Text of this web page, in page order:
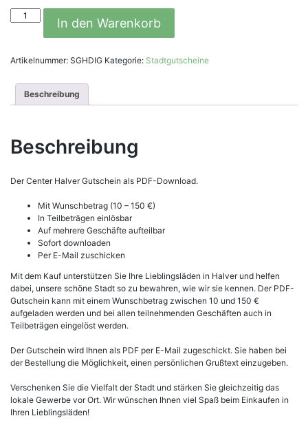
Center
Halver
Gutschein
Menge
In den Warenkorb
Artikelnummer: SGHDIG Kategorie: Stadtgutscheine
Beschreibung
Beschreibung
Der Center Halver Gutschein als PDF-Download.
Mit Wunschbetrag (10 – 150 €)
In Teilbeträgen einlösbar
Auf mehrere Geschäfte aufteilbar
Sofort downloaden
Per E-Mail zuschicken
Mit dem Kauf unterstützen Sie Ihre Lieblingsläden in Halver und helfen
dabei, unsere schöne Stadt so zu bewahren, wie wir sie kennen. Der PDF-
Gutschein kann mit einem Wunschbetrag zwischen 10 und 150 €
aufgeladen werden und bei allen teilnehmenden Geschäften auch in
Teilbeträgen eingelöst werden.
Der Gutschein wird Ihnen als PDF per E-Mail zugeschickt. Sie haben bei
der Bestellung die Möglichkeit, einen persönlichen Grußtext einzugeben.
Verschenken Sie die Vielfalt der Stadt und stärken Sie gleichzeitig das
lokale Gewerbe vor Ort. Wir wünschen Ihnen viel Spaß beim Einkaufen in
Ihren Lieblingsläden!